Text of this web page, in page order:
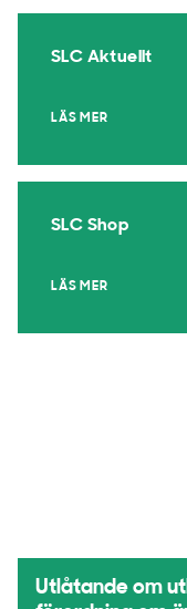
SLC Aktuellt
LÄS MER
SLC Shop
LÄS MER
Utlåtande om